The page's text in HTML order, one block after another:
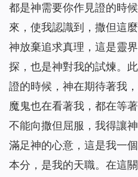
都是神需要你作見證的時候
來，使我認識到，撒但這
神放棄追求真理，這是靈
探，也是神對我的試煉。
證的時候，神在期待著我
魔鬼也在看著我，都在等
不能向撒但屈服，我得讓
滿足神的心意，這是我一
本分，是我的天職。在這